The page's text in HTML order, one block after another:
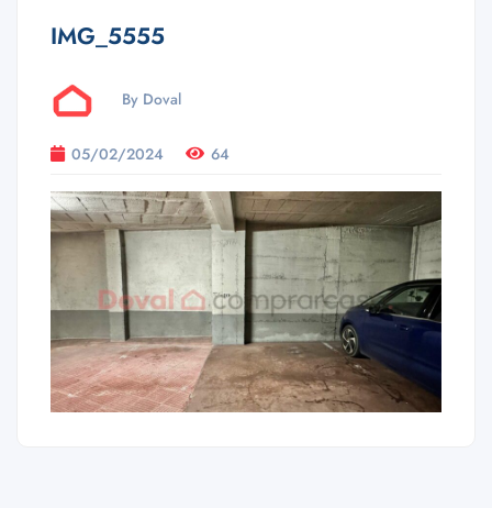
IMG_5555
By Doval
05/02/2024 64